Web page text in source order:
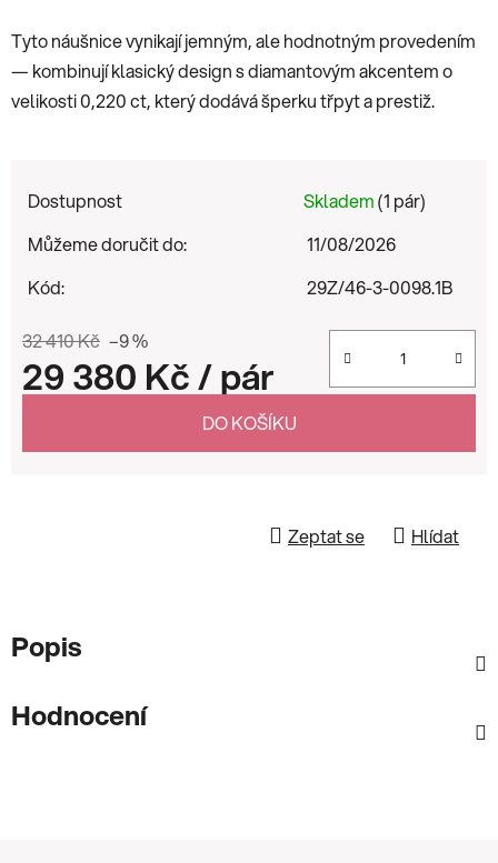
Tyto náušnice vynikají jemným, ale hodnotným provedením
— kombinují klasický design s diamantovým akcentem o
velikosti 0,220 ct, který dodává šperku třpyt a prestiž.
Dostupnost Skladem(1 pár)
Můžeme doručit do:
11/08/2026
Kód:
29Z/46-3-0098.1B
32 410 Kč –9 %
29 380 Kč/ pár
DO KOŠÍKU
Zeptat se Hlídat
Popis
Hodnocení